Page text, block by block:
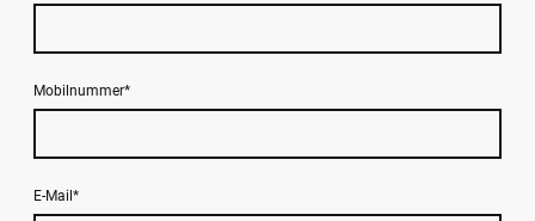
Mobilnummer*
E-Mail *